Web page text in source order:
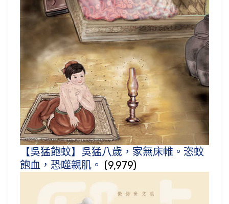
【吳猛飽蚊】吳猛八歲，家無床帷。恣蚊
飽血，恐噬親肌。 (9,979)